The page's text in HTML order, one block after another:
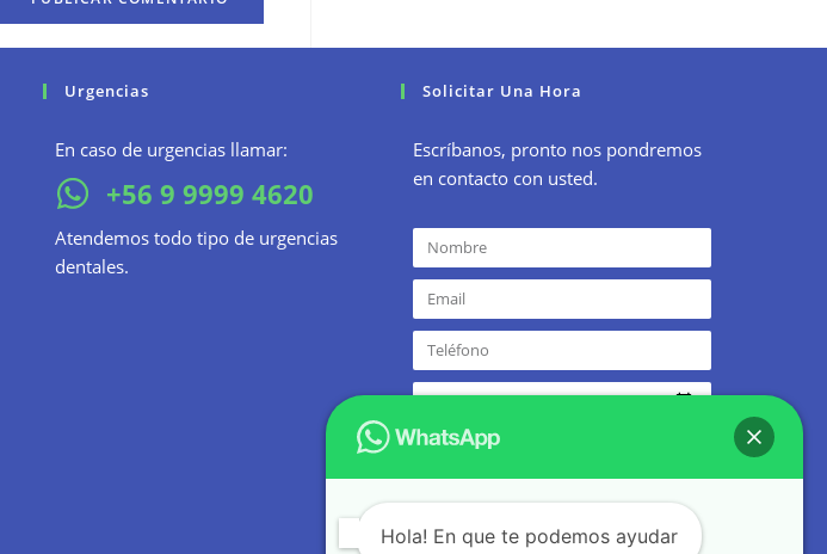
Urgencias
En caso de urgencias llamar:
+56 9 9999 4620
Atendemos todo tipo de urgencias
dentales.
Solicitar Una Hora
Escríbanos, pronto nos pondremos
en contacto con usted.
Hola! En que te podemos ayudar